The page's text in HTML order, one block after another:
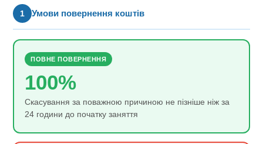
1 Умови повернення коштів
ПОВНЕ ПОВЕРНЕННЯ
100%
Скасування за поважною причиною не пізніше ніж за
24 години до початку заняття